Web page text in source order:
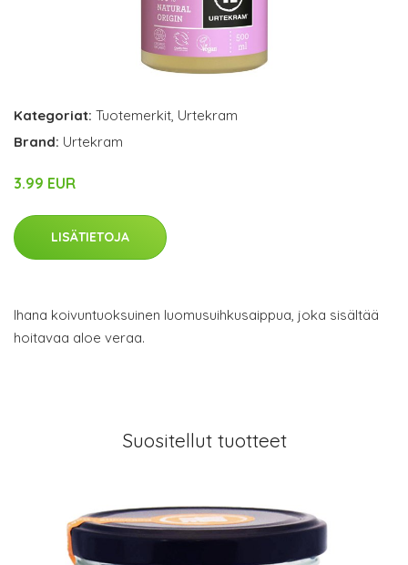
Kategoriat: Tuotemerkit, Urtekram
Brand: Urtekram
3.99 EUR
LISÄTIETOJA
Ihana koivuntuoksuinen luomusuihkusaippua, joka sisältää
hoitavaa aloe veraa.
Suositellut tuotteet